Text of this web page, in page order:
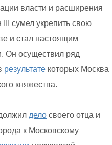
власти и расширения
III сумел укрепить свою
и стал настоящим
Он осуществил ряд
результате которых Москва
княжества.
дело своего отца и
к Московскому